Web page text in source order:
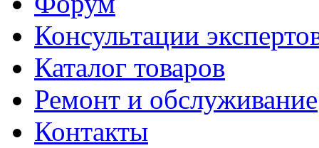
Консультации
Каталог товаров
Ремонт и обслуживание
Контакты